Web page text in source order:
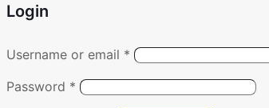
Login
Username or email *
Password *